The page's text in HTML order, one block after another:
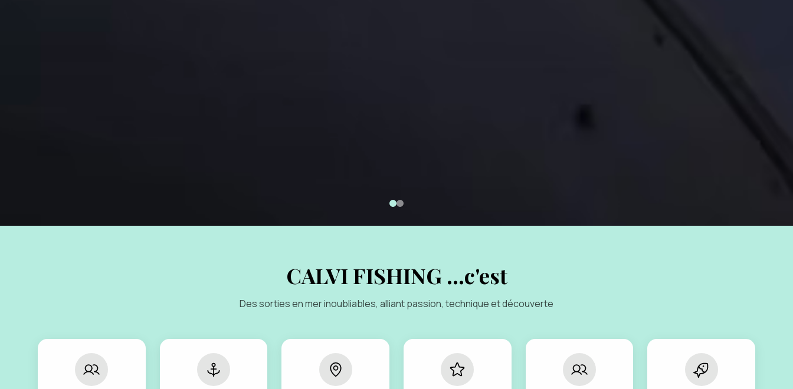
CALVI FISHING ...c'est
Des sorties en mer inoubliables, alliant passion, technique et découverte